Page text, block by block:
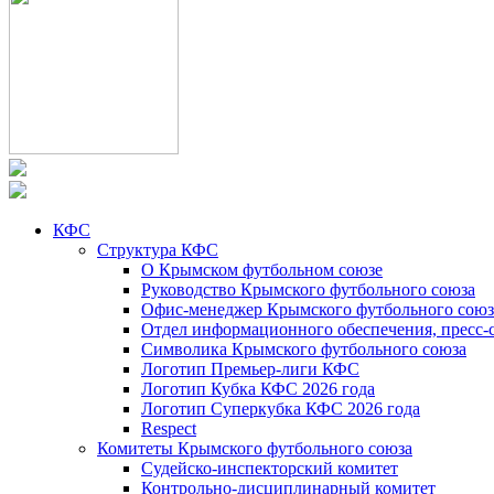
КФС
Структура КФС
О Крымском футбольном союзе
Руководство Крымского футбольного союза
Офис-менеджер Крымского футбольного
Отдел информационного обеспечения, пресс-
Символика Крымского футбольного союза
Логотип Премьер-лиги КФС
Логотип Кубка КФС 2026 года
Логотип Суперкубка КФС 2026 года
Respect
Комитеты Крымского футбольного союза
Судейско-инспекторский комитет
Контрольно-дисциплинарный комитет